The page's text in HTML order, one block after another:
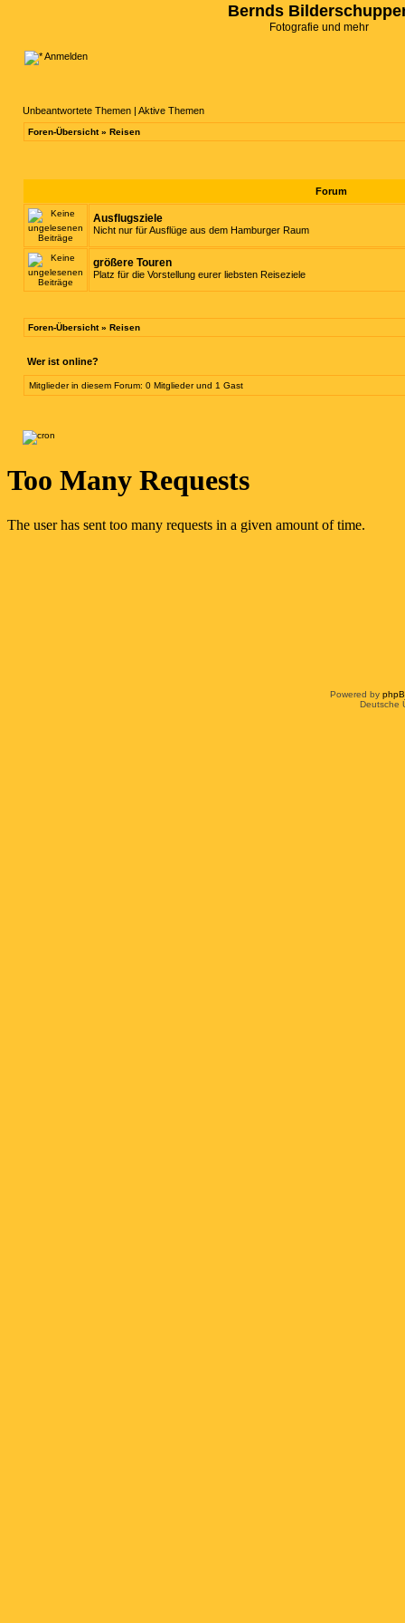
Bernds
Fotografie und mehr
Anmelden
Unbeantwortete Themen | Aktive Themen
Foren-Übersicht» Reisen
Forum
Ausflugsziele
Nicht nur für Ausflüge aus dem Hamburger Raum
größere Touren
Platz für die Vorstellung eurer liebsten Reiseziele
Foren-Übersicht» Reisen
Wer ist online?
Mitglieder in diesem Forum: 0 Mitglieder und 1 Gast
Powered by
Deutsche